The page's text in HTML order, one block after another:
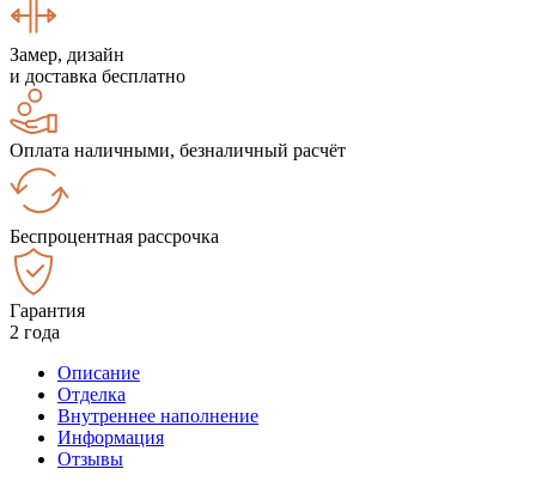
Замер, дизайн
и доставка бесплатно
Оплата наличными, безналичный расчёт
Беспроцентная рассрочка
Гарантия
2 года
Описание
Отделка
Внутреннее наполнение
Информация
Отзывы